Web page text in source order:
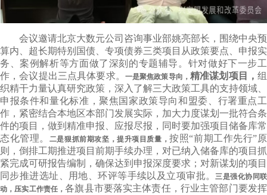
会议邀请北京大数元公司咨询事业部姚亮部长，围绕中央预
算内、超长期特别国债、专项债券三类项目从政策要点、申报实
务、案例解析等方面做了深刻的专题辅导。针对做好下一步工
作，会议提出三点具体要求。
一是聚焦政策导向，精准谋划项目，组
织精干力量认真研究政策，深入了解三大政策工具的支持领域、
申报条件和量化标准，聚焦国家政策导向和盟委、行署重点工
作，紧密结合本地区本部门发展实际，加大力度谋划一批符合条
件的项目，做到精准申报、应报尽报，同时要加强项目储备库常
态化管理。
二是狠抓前期攻坚，提升项目质量，按照“前期工作先行”原
则，倒排工期推进项目前期手续办理，对已纳入储备库的项目抓
紧完成可研报告编制，确保达到申报深度要求；对新谋划的项目
同步推进选址、用地、环评等手续以及立项审批。
三是强化协同联
动，压实工作责任，各旗县市要落实主体责任，行业主管部门要发挥